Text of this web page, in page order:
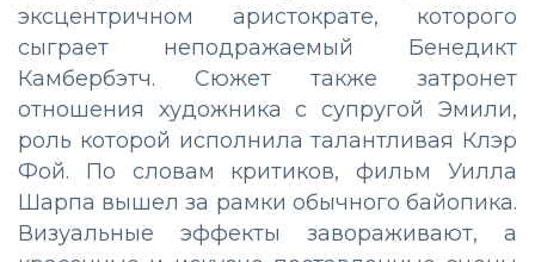
эксцентричном аристократе, которого
сыграет неподражаемый Бенедикт
Камбербэтч. Сюжет также затронет
отношения художника с супругой Эмили,
роль которой исполнила талантливая Клэр
Фой. По словам критиков, фильм Уилла
Шарпа вышел за рамки обычного байопика.
Визуальные эффекты завораживают, а